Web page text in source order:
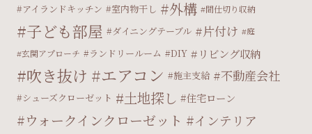
アイランドキッチン 室内物干し 外構 間仕切り収納
子ども部屋 ダイニングテーブル 片付け
庭
玄関アプローチ
ランドリールーム DIY リビング収納
吹き抜け エアコン 施主支給 不動産会社
シューズクローゼット 土地探し 住宅ローン
ウォークインクローゼット インテリア